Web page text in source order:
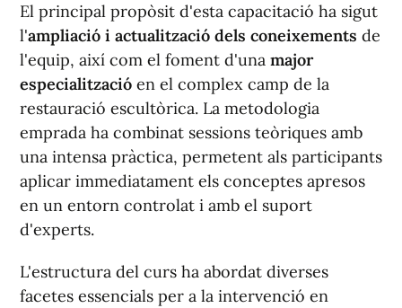
El principal propòsit d'esta capacitació ha sigut
l'ampliació i actualització dels coneixements de
l'equip, així com el foment d'una major
especialització en el complex camp de la
restauració escultòrica. La metodologia
emprada ha combinat sessions teòriques amb
una intensa pràctica, permetent als participants
aplicar immediatament els conceptes apresos
en un entorn controlat i amb el suport
d'experts.
L'estructura del curs ha abordat diverses
facetes essencials per a la intervenció en